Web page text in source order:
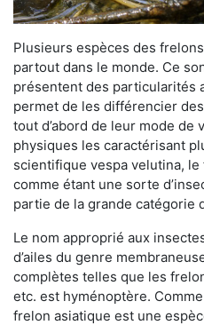
Plusieurs espèces des
partout dans le monde. Ce
présentent des particularités
permet de les différencier
tout d’abord de leur mode de
physiques les caractérisant
scientifique vespa velutina,
comme étant une sorte
partie de la grande catégorie
Le nom approprié aux
d’ailes du genre
complètes telles que les
etc. est hyménoptère.
frelon asiatique est une